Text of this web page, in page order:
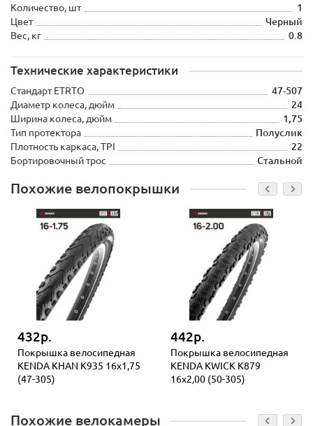
Количество, шт
1
Цвет
Черный
Вес, кг
0.8
Технические характеристики
Стандарт ETRTO
47-507
Диаметр колеса, дюйм
24
Ширина колеса, дюйм
1,75
Тип протектора
Полуслик
Плотность каркаса, TPI
22
Бортировочный трос
Стальной
Похожие велопокрышки
432р.
Покрышка велосипедная
KENDA KHAN K935 16x1,75
(47-305)
442р.
Покрышка велосипедная
KENDA KWICK K879
16x2,00 (50-305)
Похожие велокамеры